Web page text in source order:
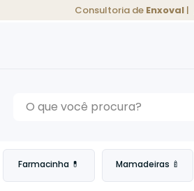
Consultoria de Enxoval |
Farmacinha 💊 Mamadeiras 🍼